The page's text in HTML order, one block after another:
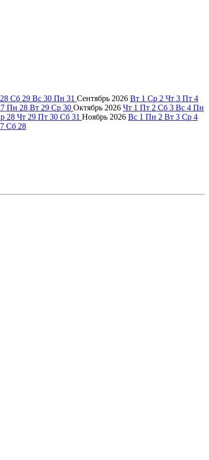
28 Сб 29 Вс 30 Пн 31 Сентябрь 2026 Вт 1 Ср 2 Чт 3 Пт 4
Пн 28 Вт 29 Ср 30 Октябрь 2026 Чт 1 Пт 2 Сб 3 Вс 4 Пн
28 Чт 29 Пт 30 Сб 31 Ноябрь 2026 Вс 1 Пн 2 Вт 3 Ср 4
Сб 28